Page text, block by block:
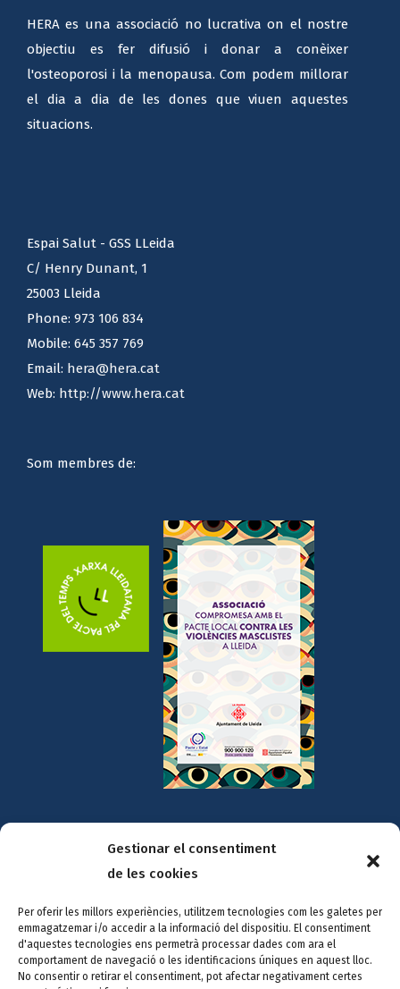
Gestionar el consentiment
de les cookies
Per oferir les millors experiències, utilitzem tecnologies com les galetes per
emmagatzemar i/o accedir a la informació del dispositiu. El consentiment
d'aquestes tecnologies ens permetrà processar dades com ara el
comportament de navegació o les identificacions úniques en aquest lloc.
No consentir o retirar el consentiment, pot afectar negativament certes
HERA es una associació no lucrativa on el nostre
objectiu es fer difusió i donar a conèixer
l'osteoporosi i la menopausa. Com podem millorar
el dia a dia de les dones que viuen aquestes
situacions.
Espai Salut - GSS LLeida
C/ Henry Dunant, 1
25003 Lleida
Phone: 973 106 834
Mobile: 645 357 769
Email: hera@hera.cat
Web: http://www.hera.cat
Som membres de:
Amb la col·laboració de: